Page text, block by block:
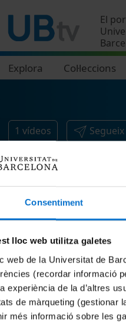
Consentiment
lloc web utilitza galetes
web de la Universitat de
(recordar informació
experiència de la d’altres
de màrqueting (gestionar
més informació sobre les
El
Explora Col·leccions
1 vídeos